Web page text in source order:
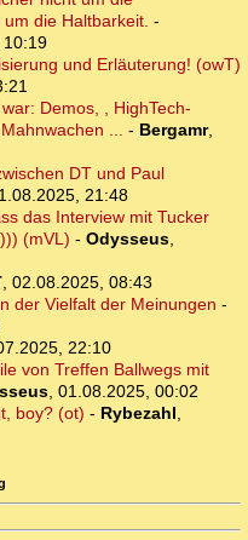
die Haltbarkeit. -
und Erläuterung! (owT)
Demos, , HighTech-
... - Bergamr,
DT und Paul
21:48
das Interview mit Tucker
(mVL) - Odysseus,
, 02.08.2025, 08:43
der Vielfalt der Meinungen -
22:10
von Treffen Ballwegs mit
, 01.08.2025, 00:02
boy? (ot) - Rybezahl,